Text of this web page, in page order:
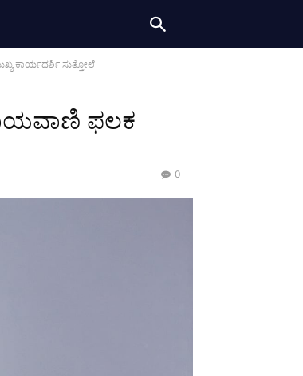
ಕಾರ್ಯದರ್ಶಿ ಸುತ್ತೋಲೆ
ಫಲಕ
0